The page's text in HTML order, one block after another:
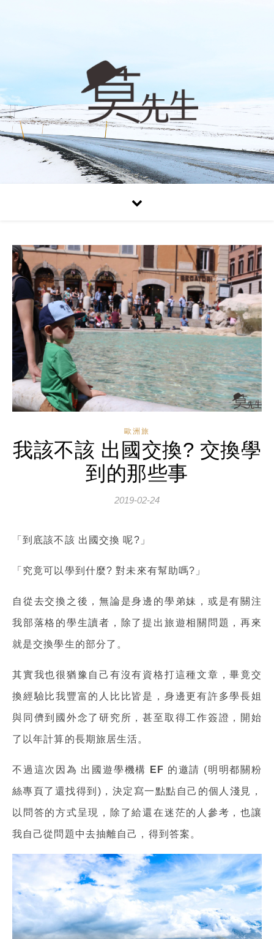
歐洲旅
我該不該 出國交換? 交換學
到的那些事
2019-02-24
「到底該不該 出國交換 呢?」
「究竟可以學到什麼? 對未來有幫助嗎?」
自從去交換之後，無論是身邊的學弟妹，或是有關注
我部落格的學生讀者，除了提出旅遊相關問題，再來
就是交換學生的部分了。
其實我也很猶豫自己有沒有資格打這種文章，畢竟交
換經驗比我豐富的人比比皆是，身邊更有許多學長姐
與同儕到國外念了研究所，甚至取得工作簽證，開始
了以年計算的長期旅居生活。
不過這次因為 出國遊學機構 EF 的邀請 (明明都關粉
絲專頁了還找得到)，決定寫一點點自己的個人淺見，
以問答的方式呈現，除了給還在迷茫的人參考，也讓
我自己從問題中去抽離自己，得到答案。